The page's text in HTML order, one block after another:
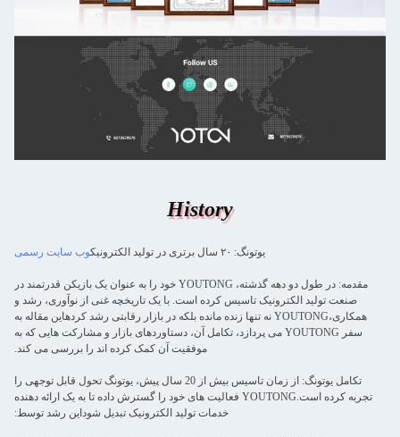
History
یوتونگ: ۲۰ سال برتری در تولید الکترونیک وب سایت رسمی
مقدمه: در طول دو دهه گذشته، YOUTONG خود را به عنوان یک بازیکن قدرتمند در
صنعت تولید الکترونیک تاسیس کرده است. با یک تاریخچه غنی از نوآوری، رشد و
همکاری،YOUTONG نه تنها زنده مانده بلکه در بازار رقابتی رشد کردهاین مقاله به
سفر YOUTONG می پردازد، تکامل آن، دستاوردهای بازار و مشارکت هایی که به
موفقیت آن کمک کرده اند را بررسی می کند.
تکامل یوتونگ: از زمان تاسیس بیش از 20 سال پیش، یوتونگ تحول قابل توجهی را
تجربه کرده است.YOUTONG فعالیت های خود را گسترش داده تا به یک ارائه دهنده
خدمات تولید الکترونیک تبدیل شوداین رشد توسط: